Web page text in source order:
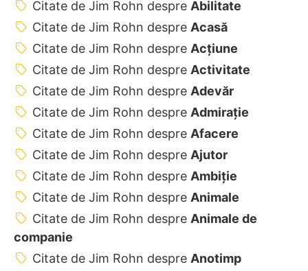
Citate de Jim Rohn despre Abilitate
Citate de Jim Rohn despre Acasă
Citate de Jim Rohn despre Acțiune
Citate de Jim Rohn despre Activitate
Citate de Jim Rohn despre Adevăr
Citate de Jim Rohn despre Admirație
Citate de Jim Rohn despre Afacere
Citate de Jim Rohn despre Ajutor
Citate de Jim Rohn despre Ambiție
Citate de Jim Rohn despre Animale
Citate de Jim Rohn despre Animale de
companie
Citate de Jim Rohn despre Anotimp